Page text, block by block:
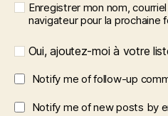
Enregistrer mon nom,
navigateur pour la prochaine
Oui, ajoutez-moi à votre
Notify me of follow-up
Notify me of new posts by